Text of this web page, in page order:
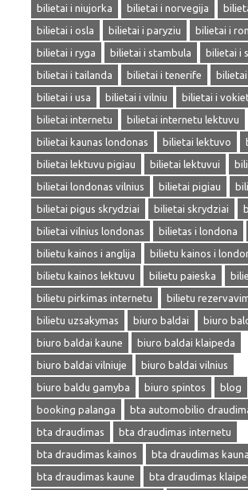
bilietai i niujorka
bilietai i norvegija
bilietai i osla
bilietai i paryziu
bilietai i
bilietai i ryga
bilietai i stambula
bilietai i
bilietai i tailanda
bilietai i tenerife
bilietai i usa
bilietai i vilniu
bilietai i
bilietai internetu
bilietai internetu lektuvu
bilietai kaunas londonas
bilietai lektuvo
bilietai lektuvu pigiau
bilietai lektuvui
bilietai londonas vilnius
bilietai pigiau
bilietai pigus skrydziai
bilietai skrydziai
bilietai vilnius londonas
bilietas i londona
bilietu kainos i anglija
bilietu kainos i
bilietu kainos lektuvu
bilietu paieska
bilietu pirkimas internetu
bilietu
bilietu uzsakymas
biuro baldai
biuro
biuro baldai kaune
biuro baldai klaipeda
biuro baldai vilniuje
biuro baldai vilnius
biuro baldu gamyba
biuro spintos
blog
booking palanga
bta automobilio
bta draudimas
bta draudimas internetu
bta draudimas kainos
bta draudimas
bta draudimas kaune
bta draudimas